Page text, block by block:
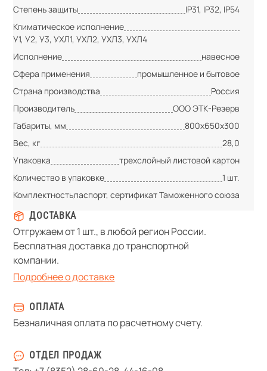
Степень защиты
IP31, IP32, IP54
Климатическое исполнение
У1, У2, У3, УХЛ1, УХЛ2, УХЛ3, УХЛ4
Исполнение
навесное
Сфера применения
промышленное и бытовое
Страна производства
Россия
Производитель
ООО ЭТК-Резерв
Габариты, мм
800х650х300
Вес, кг
28,0
Упаковка
трехслойный листовой картон
Количество в упаковке
1 шт.
Комплектностьпаспорт, сертификат Таможенного союза
ДОСТАВКА
Отгружаем от 1 шт., в любой регион России.
Бесплатная доставка до транспортной
компании.
Подробнее о доставке
ОПЛАТА
Безналичная оплата по расчетному счету.
ОТДЕЛ ПРОДАЖ